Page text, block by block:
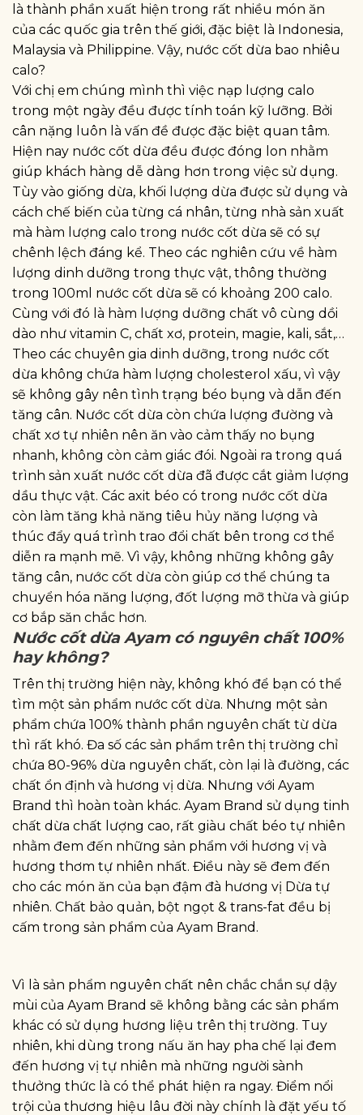
là thành phần xuất hiện trong rất nhiều món ăn
của các quốc gia trên thế giới, đặc biệt là Indonesia,
Malaysia và Philippine. Vậy, nước cốt dừa bao nhiêu
calo?
Với chị em chúng mình thì việc nạp lượng calo
trong một ngày đều được tính toán kỹ lưỡng. Bởi
cân nặng luôn là vấn đề được đặc biệt quan tâm.
Hiện nay nước cốt dừa đều được đóng lon nhằm
giúp khách hàng dễ dàng hơn trong việc sử dụng.
Tùy vào giống dừa, khối lượng dừa được sử dụng và
cách chế biến của từng cá nhân, từng nhà sản xuất
mà hàm lượng calo trong nước cốt dừa sẽ có sự
chênh lệch đáng kể. Theo các nghiên cứu về hàm
lượng dinh dưỡng trong thực vật, thông thường
trong 100ml nước cốt dừa sẽ có khoảng 200 calo.
Cùng với đó là hàm lượng dưỡng chất vô cùng dồi
dào như vitamin C, chất xơ, protein, magie, kali, sắt,…
Theo các chuyên gia dinh dưỡng, trong nước cốt
dừa không chứa hàm lượng cholesterol xấu, vì vậy
sẽ không gây nên tình trạng béo bụng và dẫn đến
tăng cân. Nước cốt dừa còn chứa lượng đường và
chất xơ tự nhiên nên ăn vào cảm thấy no bụng
nhanh, không còn cảm giác đói. Ngoài ra trong quá
trình sản xuất nước cốt dừa đã được cắt giảm lượng
dầu thực vật. Các axit béo có trong nước cốt dừa
còn làm tăng khả năng tiêu hủy năng lượng và
thúc đẩy quá trình trao đổi chất bên trong cơ thể
diễn ra mạnh mẽ. Vì vậy, không những không gây
tăng cân, nước cốt dừa còn giúp cơ thể chúng ta
chuyển hóa năng lượng, đốt lượng mỡ thừa và giúp
cơ bắp săn chắc hơn.
Nước cốt dừa Ayam có nguyên chất 100%
hay không?
Trên thị trường hiện này, không khó để bạn có thể
tìm một sản phẩm nước cốt dừa. Nhưng một sản
phẩm chứa 100% thành phần nguyên chất từ dừa
thì rất khó. Đa số các sản phẩm trên thị trường chỉ
chứa 80-96% dừa nguyên chất, còn lại là đường, các
chất ổn định và hương vị dừa. Nhưng với Ayam
Brand thì hoàn toàn khác. Ayam Brand sử dụng tinh
chất dừa chất lượng cao, rất giàu chất béo tự nhiên
nhằm đem đến những sản phẩm với hương vị và
hương thơm tự nhiên nhất. Điều này sẽ đem đến
cho các món ăn của bạn đậm đà hương vị Dừa tự
nhiên. Chất bảo quản, bột ngọt & trans-fat đều bị
cấm trong sản phẩm của Ayam Brand.
Vì là sản phẩm nguyên chất nên chắc chắn sự dậy
mùi của Ayam Brand sẽ không bằng các sản phẩm
khác có sử dụng hương liệu trên thị trường. Tuy
nhiên, khi dùng trong nấu ăn hay pha chế lại đem
đến hương vị tự nhiên mà những người sành
thưởng thức là có thể phát hiện ra ngay. Điểm nổi
trội của thương hiệu lâu đời này chính là đặt yếu tố